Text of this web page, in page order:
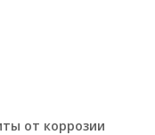
от коррозии